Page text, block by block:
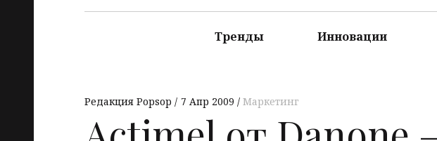
Тренды Инновации
Редакция Popsop 7 Апр 2009 Маркетинг